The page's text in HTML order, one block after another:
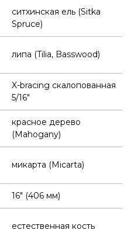
ситхинская ель (Sitka
Spruce)
липа (Tilia, Basswood)
X-bracing скалопованная
5/16"
красное дерево
(Mahogany)
микарта (Micarta)
16" (406 мм)
естественная кость